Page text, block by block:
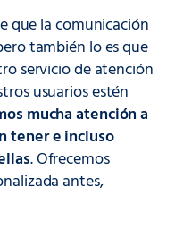
que la comunicación
también lo es que
servicio de atención
usuarios estén
mucha atención a
tener e incluso
. Ofrecemos
antes,